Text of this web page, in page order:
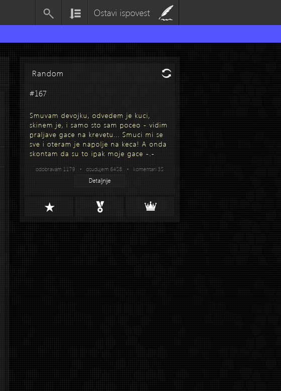
Ostavi ispovest
Random
#167
Smuvam devojku, odvedem je kuci,
skinem je, i samo sto sam poceo - vidim
praljave gace na krevetu... Smuci mi se
sve i oteram je napolje na keca! A onda
skontam da su to ipak moje gace -.-
odobravam 1179 • osudujem 6458 • komentari 35
Detaljnije